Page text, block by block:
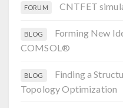
FORUM CNTFET
BLOG
Forming New
COMSOL®
BLOG
Finding a
Topology Optimization